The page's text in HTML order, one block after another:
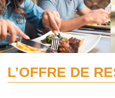
L’OFFRE DE